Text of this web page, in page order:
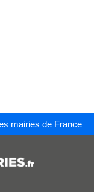
mairies de France